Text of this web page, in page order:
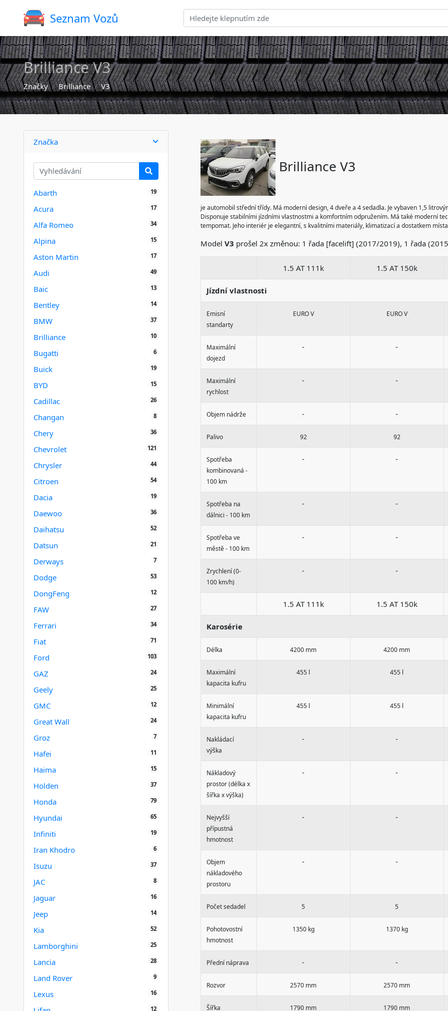
Seznam Vozů
Brilliance V3
Značky Brilliance V3
Značka
Abarth 19
Acura 17
Alfa Romeo 34
Alpina 15
Aston Martin 17
Audi 49
Baic 13
Bentley 14
BMW 37
Brilliance 10
Bugatti 6
Buick 19
BYD 15
Cadillac 26
Changan 8
Chery 36
Chevrolet 121
Chrysler 44
Citroen 54
Dacia 19
Daewoo 36
Daihatsu 52
Datsun 21
Derways 7
Dodge 53
DongFeng 12
FAW 27
Ferrari 34
Fiat 71
Ford 103
GAZ 24
Geely 25
GMC 12
Great Wall 24
Groz 7
Hafei 11
Haima 15
Holden 37
Honda 79
Hyundai 65
Infiniti 19
Iran Khodro 6
Isuzu 37
JAC 8
Jaguar 16
Jeep 14
Kia 52
Lamborghini 25
Lancia 28
Land Rover 9
Lexus 16
12
Brilliance V3
je automobil střední třídy. Má moderní design, 4 dveře a 4 sedadla. Je vybaven 1,5
Disponuje stabilními jízdními vlastnostmi a komfortním odpružením. Má také moderní
tempomat. Jeho interiér je elegantní, s kvalitními materiály, klimatizací a dostatkem
Model V3 prošel 2x změnou: 1 řada [facelift] (2017/2019), 1 řada
1.5 AT 111k 1.5 AT 150k
Jízdní vlastnosti
Emisní
standarty
EURO V EURO V
Maximální
dojezd
- -
Maximální
rychlost
- -
Objem nádrže - -
Palivo 92 92
Spotřeba
kombinovaná -
100 km
- -
Spotřeba na
dálnici - 100 km
- -
Spotřeba ve
městě - 100 km
- -
Zrychlení (0-
100 km/h)
- -
1.5 AT 111k 1.5 AT 150k
Karosérie
Délka 4200 mm 4200 mm
Maximální
kapacita kufru
455 l 455 l
Minimální
kapacita kufru
455 l 455 l
Nakládací
výška
- -
Nákladový
prostor (délka x
šířka x výška)
- -
Nejvyšší
přípustná
hmotnost
- -
Objem
nákladového
prostoru
- -
Počet sedadel 5 5
Pohotovostní
hmotnost
1350 kg 1370 kg
Přední náprava - -
Rozvor 2570 mm 2570 mm
Šířka 1790 mm 1790 mm